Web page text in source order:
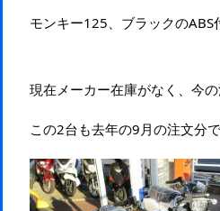
モンキー125、ブラックの
現在メーカー在庫がなく、今
この2台も去年の9月の注文分